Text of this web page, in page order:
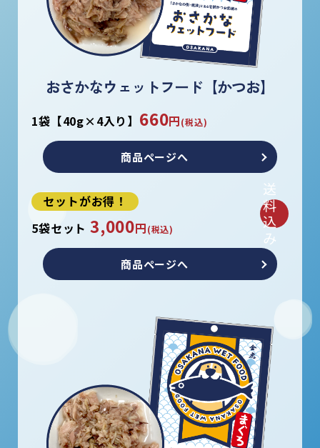
おさかなウェットフード【かつお】
1袋【40g×4入り】 660円(税込)
商品ページへ
セットがお得！
5袋セット 3,000円(税込)
送
料
込
み
商品ページへ